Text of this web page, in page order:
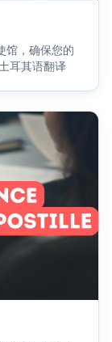
馆，确保您的
耳其语翻译